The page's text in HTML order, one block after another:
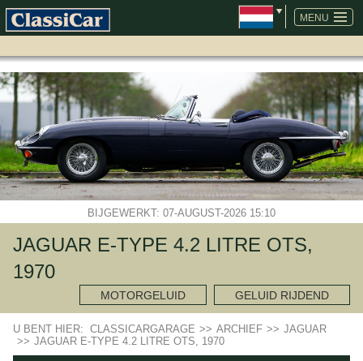
MENU
NAVIGATIE
OVERSLAAN
BIJGEWERKT: 07-AUGUST-2026 15:10
JAGUAR E-TYPE 4.2 LITRE OTS,
1970
MOTORGELUID GELUID RIJDEND
U BENT HIER: CLASSICARGARAGE >> ARCHIEF >> JAGUAR
>> JAGUAR E-TYPE 4.2 LITRE OTS, 1970